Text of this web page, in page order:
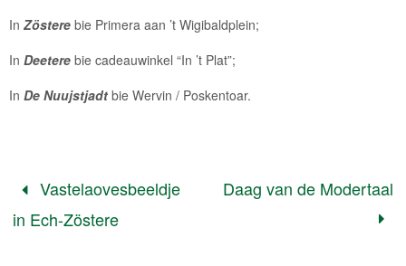
In Zöstere bie Primera aan ’t Wigibaldplein;
In Deetere bie cadeauwinkel “In ’t Plat”;
In De Nuujstjadt bie Wervin / Poskentoar.
Vastelaovesbeeldje
in Ech-Zöstere
Daag van de Modertaal